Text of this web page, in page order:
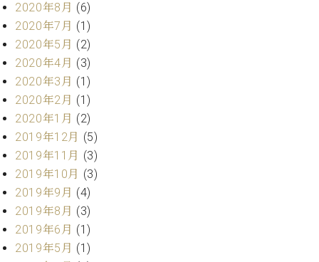
2020年8月 (6)
2020年7月 (1)
2020年5月 (2)
2020年4月 (3)
2020年3月 (1)
2020年2月 (1)
2020年1月 (2)
2019年12月 (5)
2019年11月 (3)
2019年10月 (3)
2019年9月 (4)
2019年8月 (3)
2019年6月 (1)
2019年5月 (1)